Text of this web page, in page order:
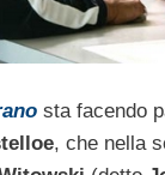
sta facendo
, che nella